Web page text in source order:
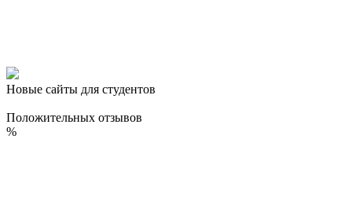
Новые сайты для студентов
Положительных отзывов
%